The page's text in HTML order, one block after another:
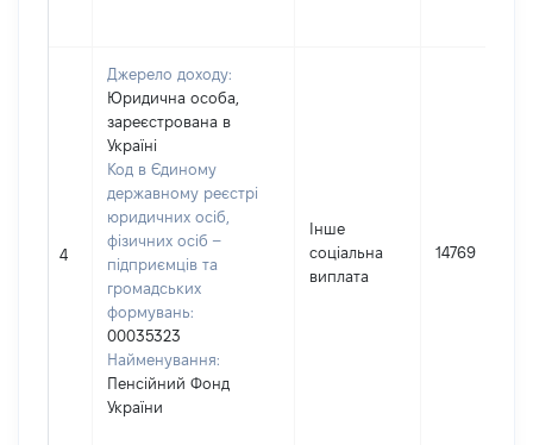
4
Джерело доходу:
Юридична особа,
зареєстрована в
Україні
Код в Єдиному
державному реєстрі
юридичних осіб,
фізичних осіб –
підприємців та
громадських
формувань:
00035323
Найменування:
Пенсійний Фонд
України
Інше
соціальна
виплата
14769